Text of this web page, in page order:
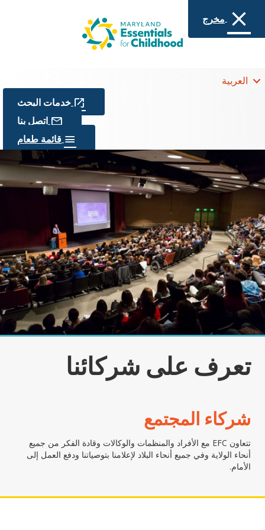
العربية
خدمات البحث
اتصل بنا
قائمة طعام
تعرف على شركائنا
شركاء المجتمع
تتعاون EFC مع الأفراد والمنظمات والوكالات وقادة الفكر من جميع
أنحاء الولاية وفي جميع أنحاء البلاد لإعلامنا بتوصياتنا ودفع العمل إلى
الأمام.
مخرج